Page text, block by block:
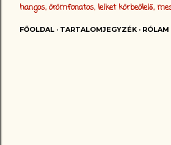
hangos, örömfonatos, lelket körbeölelő,
FŐOLDAL TARTALOMJEGYZÉK RÓLAM